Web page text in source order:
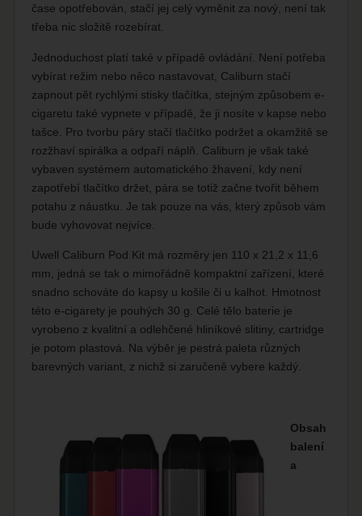
čase opotřebován, stačí jej celý vyměnit za nový, není tak
třeba nic složitě rozebírat.
Jednoduchost platí také v případě ovládání. Není potřeba
vybírat režim nebo něco nastavovat, Caliburn stačí
zapnout pět rychlými stisky tlačítka, stejným způsobem e-
cigaretu také vypnete v případě, že ji nosíte v kapse nebo
tašce. Pro tvorbu páry stačí tlačítko podržet a okamžitě se
rozžhaví spirálka a odpaří náplň. Caliburn je však také
vybaven systémem automatického žhavení, kdy není
zapotřebí tlačítko držet, pára se totiž začne tvořit během
potahu z náustku. Je tak pouze na vás, který způsob vám
bude vyhovovat nejvíce.
Uwell Caliburn Pod Kit má rozměry jen 110 x 21,2 x 11,6
mm, jedná se tak o mimořádně kompaktní zařízení, které
snadno schováte do kapsy u košile či u kalhot. Hmotnost
této e-cigarety je pouhých 30 g. Celé tělo baterie je
vyrobeno z kvalitní a odlehčené hliníkové slitiny, cartridge
je potom plastová. Na výběr je pestrá paleta různých
barevných variant, z nichž si zaručeně vybere každý.
Obsah
balení
a